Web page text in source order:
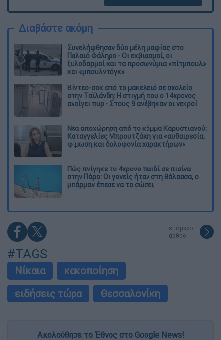
Διαβάστε ακόμη
Συνελήφθησαν δύο μέλη μαφίας στο
Παλαιό Φάληρο - Οι εκβιασμοί, οι
ξυλοδαρμοί και τα προσωνύμια «πίτμπουλ»
και «μπουλντόγκ»
Βίντεο-σοκ από το μακελειό σε σχολείο
στην Ταϊλάνδη: Η στιγμή που ο 14χρονος
ανοίγει πυρ - Στους 9 ανέβηκαν οι νεκροί
Νέα αποχώρηση από το κόμμα Καρυστιανού:
Καταγγελίες Μπρουτζάκη για «αυθαιρεσία,
φίμωση και δολοφονία χαρακτήρων»
Πώς πνίγηκε το 4χρονο παιδί σε πισίνα
στην Πάρο: Οι γονείς ήταν στη θάλασσα, ο
μπάρμαν έπεσε να το σώσει
επόμενο
άρθρο
#TAGS
Νίκαια
κακοποίηση
ειδήσεις τώρα
Θεσσαλονίκη
Ακολούθησε το Έθνος στο Google News!